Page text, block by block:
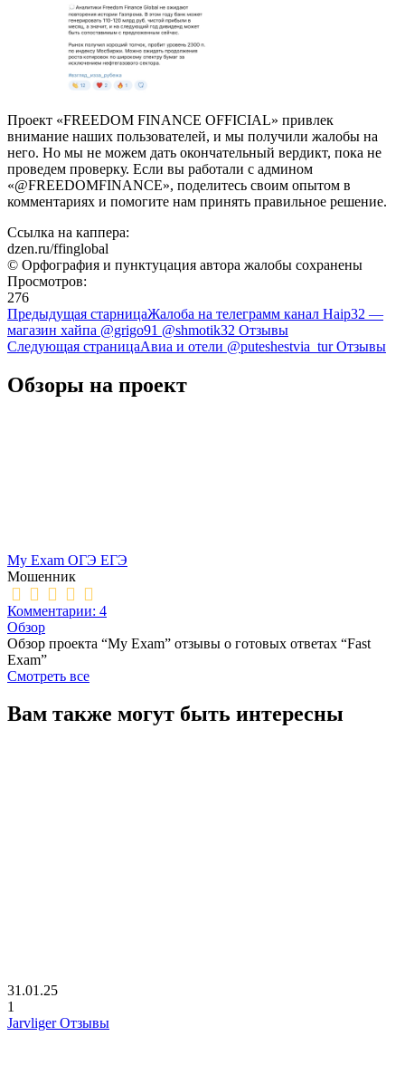
Проект «FREEDOM FINANCE OFFICIAL» привлек
внимание наших пользователей, и мы получили жалобы на
него. Но мы не можем дать окончательный вердикт, пока не
проведем проверку. Если вы работали с админом
«@FREEDOMFINANCE», поделитесь своим опытом в
комментариях и помогите нам принять правильное решение.
Ссылка на каппера:
dzen.ru/ffinglobal
© Орфография и пунктуцация автора жалобы сохранены
Просмотров:
276
Предыдущая старницаЖалоба на телеграмм канал Haip32 —
магазин хайпа @grigo91 @shmotik32 Отзывы
Следующая страницаАвиа и отели @puteshestvia_tur Отзывы
Обзоры на проект
My Exam ОГЭ ЕГЭ
Мошенник
Комментарии: 4
Обзор
Обзор проекта “My Exam” отзывы о готовых ответах “Fast
Exam”
Смотреть все
Вам также могут быть интересны
31.01.25
1
Jarvliger Отзывы